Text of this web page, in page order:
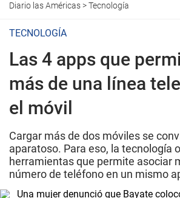
Diario las Américas>Tecnología
TECNOLOGÍA
Las 4 apps que
más de una línea
el móvil
Cargar más de dos móviles se
aparatoso. Para eso, la tecnología
herramientas que permite asociar
número de teléfono en un mismo